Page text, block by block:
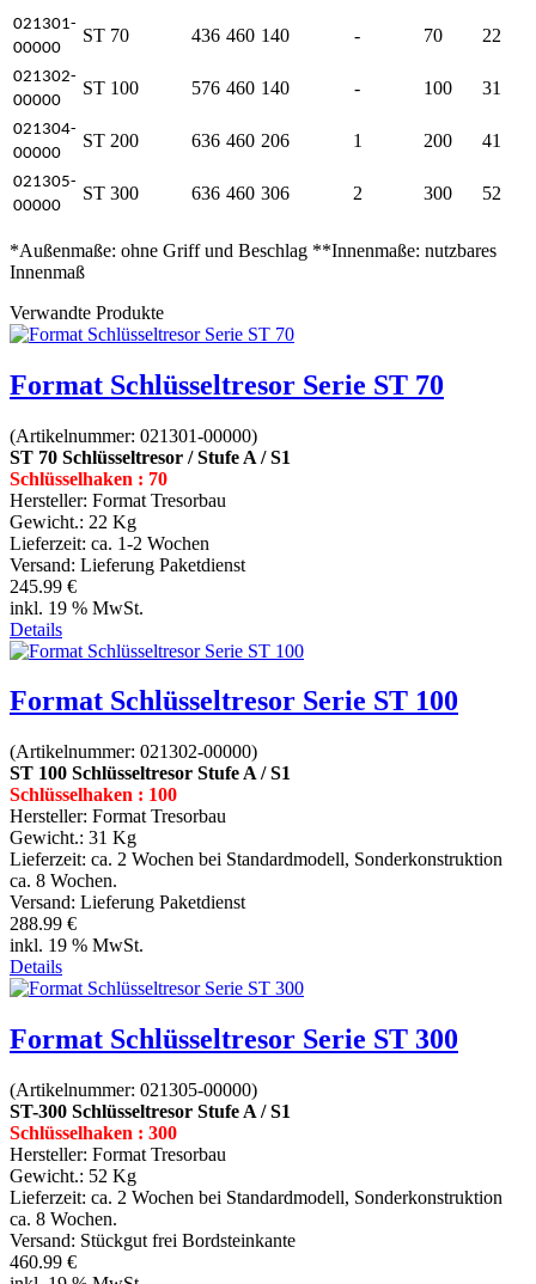
021301-
00000
ST 70 436 460 140 - 70 22
021302-
00000
ST 100 576 460 140 - 100 31
021304-
00000
ST 200 636 460 206 1 200 41
021305-
00000
ST 300 636 460 306 2 300 52
*Außenmaße: ohne Griff und Beschlag **Innenmaße: nutzbares
Innenmaß
Verwandte Produkte
Format Schlüsseltresor Serie ST 70
(Artikelnummer: 021301-00000)
ST 70 Schlüsseltresor / Stufe A / S1
Schlüsselhaken : 70
Hersteller: Format Tresorbau
Gewicht.: 22 Kg
Lieferzeit: ca. 1-2 Wochen
Versand: Lieferung Paketdienst
245.99 €
inkl. 19 % MwSt.
Details
Format Schlüsseltresor Serie ST 100
(Artikelnummer: 021302-00000)
ST 100 Schlüsseltresor Stufe A / S1
Schlüsselhaken : 100
Hersteller: Format Tresorbau
Gewicht.: 31 Kg
Lieferzeit: ca. 2 Wochen bei Standardmodell, Sonderkonstruktion
ca. 8 Wochen.
Versand: Lieferung Paketdienst
288.99 €
inkl. 19 % MwSt.
Details
Format Schlüsseltresor Serie ST 300
(Artikelnummer: 021305-00000)
ST-300 Schlüsseltresor Stufe A / S1
Schlüsselhaken : 300
Hersteller: Format Tresorbau
Gewicht.: 52 Kg
Lieferzeit: ca. 2 Wochen bei Standardmodell, Sonderkonstruktion
ca. 8 Wochen.
Versand: Stückgut frei Bordsteinkante
460.99 €